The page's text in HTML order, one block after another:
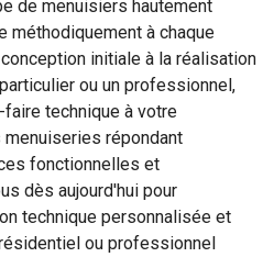
de menuisiers hautement
méthodiquement à chaque
initiale à la réalisation
ou un professionnel,
technique à votre
répondant
fonctionnelles et
dès aujourd'hui pour
technique personnalisée et
ou professionnel